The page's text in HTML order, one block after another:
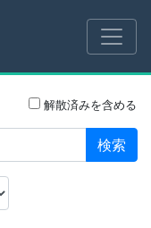
解散済みを含める
検索